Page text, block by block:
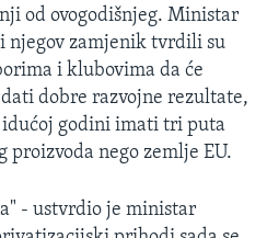
od ovogodišnjeg. Ministar
njegov zamjenik tvrdili su
i klubovima da će
dobre razvojne rezultate,
idućoj godini imati tri puta
nego zemlje EU.
- ustvrdio je ministar